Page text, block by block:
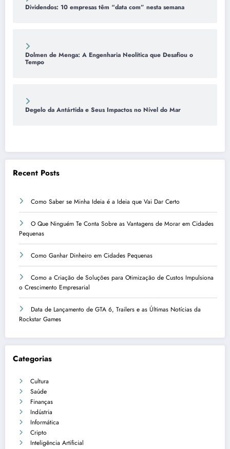
Dividendos: 10 empresas têm “data com” nesta semana
Dolmen de Menga: A Engenharia Neolítica que Desafiou o
Tempo
Degelo da Antártida e Seus Impactos no Nível do Mar
Recent Posts
Como Saber se Minha Ideia é a Ideia que Vai Dar Certo
O Que Ninguém Te Conta Sobre as Vantagens de Morar em Cidades
Pequenas
Como Ganhar Dinheiro em Cidades Pequenas
Como a Criação de Soluções para Otimização de Custos Impulsiona
o Crescimento Empresarial
Data de Lançamento de GTA 6, Trailers e as Últimas Notícias da
Rockstar Games
Categorias
Cultura
Saúde
Finanças
Indústria
Informática
Cripto
Inteligência Artificial